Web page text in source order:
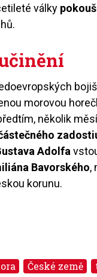
války
morovou
několik
Adolfa
Bavorského,
korunu.
České země